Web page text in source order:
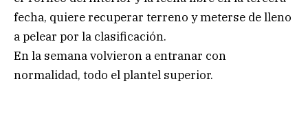
fecha, quiere recuperar terreno y meterse de lleno
a pelear por la clasificación.
En la semana volvieron a entranar con
normalidad, todo el plantel superior.